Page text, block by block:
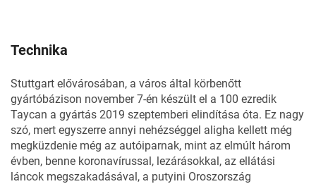
Technika
Stuttgart elővárosában, a város által körbenőtt
gyártóbázison november 7-én készült el a 100 ezredik
Taycan a gyártás 2019 szeptemberi elindítása óta. Ez nagy
szó, mert egyszerre annyi nehézséggel aligha kellett még
megküzdenie még az autóiparnak, mint az elmúlt három
évben, benne koronavírussal, lezárásokkal, az ellátási
láncok megszakadásával, a putyini Oroszország